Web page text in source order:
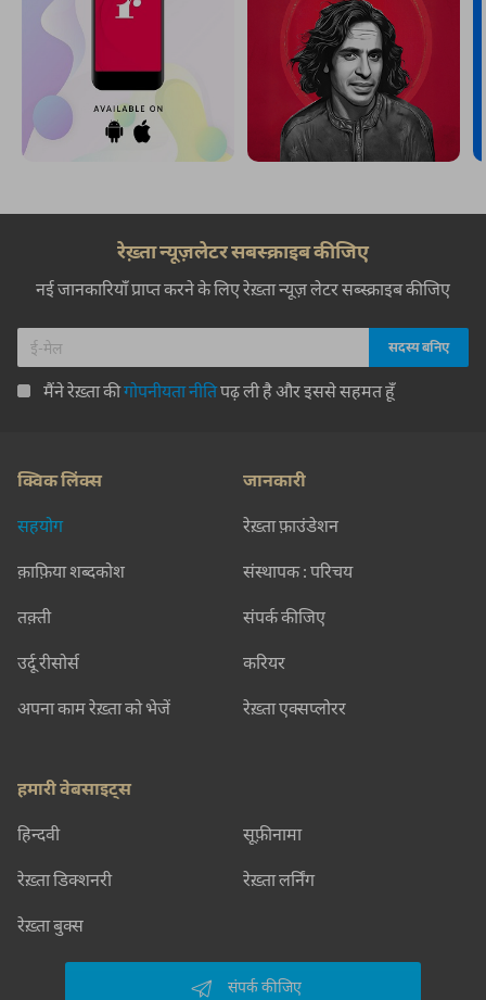
रेख़्ता न्यूज़लेटर सबस्क्राइब कीजिए
नई जानकारियाँ प्राप्त करने के लिए रेख़्ता न्यूज़ लेटर सब्स्क्राइब कीजिए
मैंने रेख़्ता कीगोपनीयता नीतिपढ़ ली है और इससे सहमत हूँ
क्विक लिंक्स
सहयोग
क़ाफ़िया शब्दकोश
तक़्ती
उर्दू रीसोर्स
अपना काम रेख़्ता को भेजें
जानकारी
रेख़्ता फ़ाउंडेशन
संस्थापक : परिचय
संपर्क कीजिए
करियर
रेख़्ता एक्सप्लोरर
हमारी वेबसाइट्स
हिन्दवी सूफ़ीनामा
रेख़्ता डिक्शनरी रेख़्ता लर्निंग
रेख़्ता बुक्स
संपर्क कीजिए